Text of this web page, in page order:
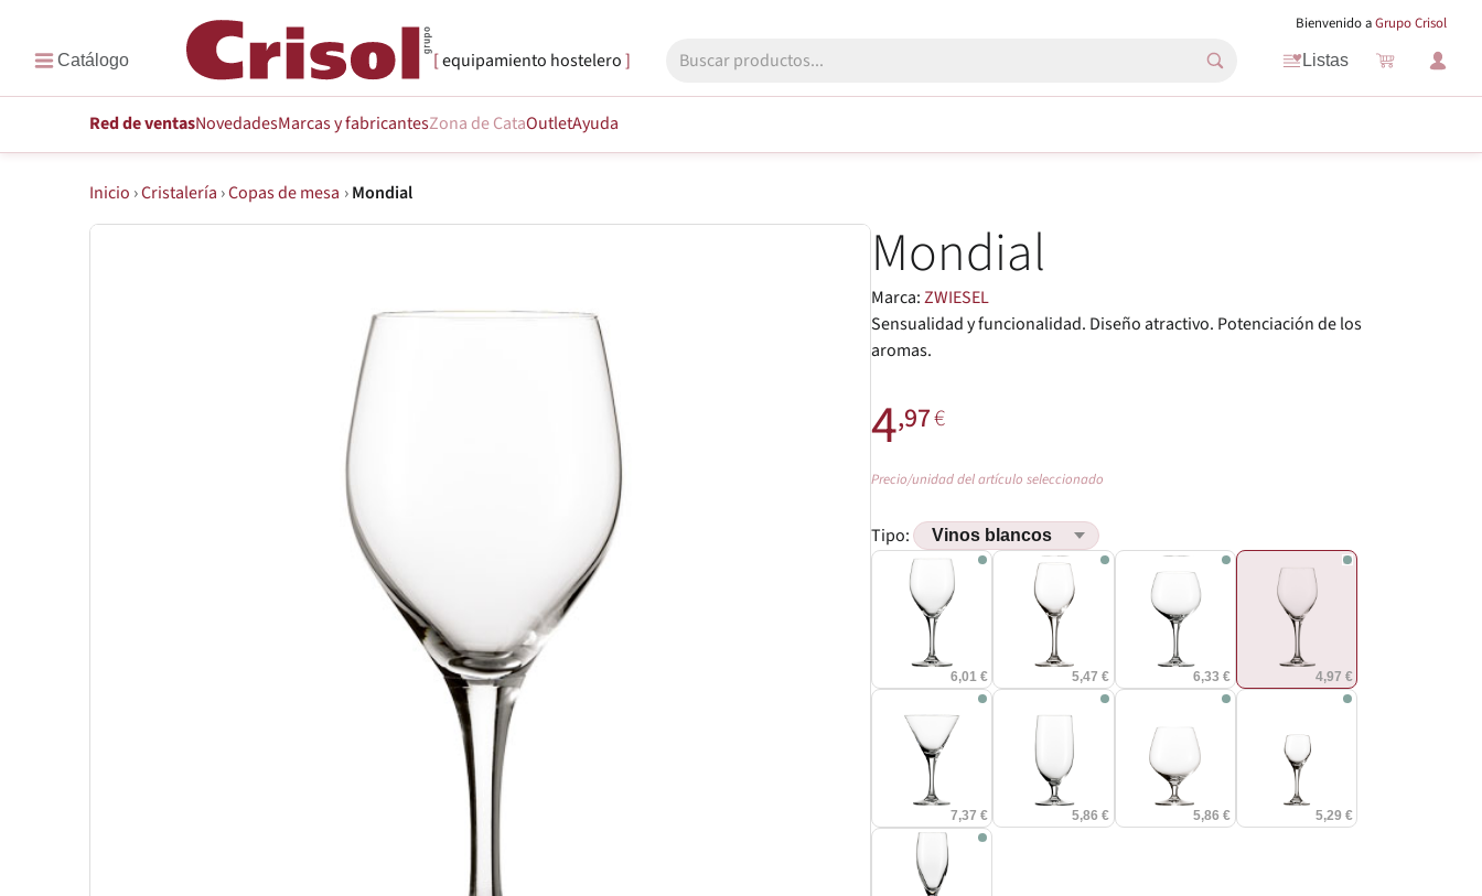
Bienvenido aGrupo Crisol
equipamiento hostelero Listas
Red de ventasNovedadesMarcasy fabricantesZona de CataOutletAyuda
Inicio ›Cristalería ›Copas de mesa › Mondial
Mondial
Marca:ZWIESEL
Sensualidad y funcionalidad. Diseño atractivo. Potenciación de los
aromas.
4,97€
Precio/unidad del artículo seleccionado
Tipo:
6,01 € 5,47 € 6,33 € 4,97 €
7,37 € 5,86 € 5,86 € 5,29 €